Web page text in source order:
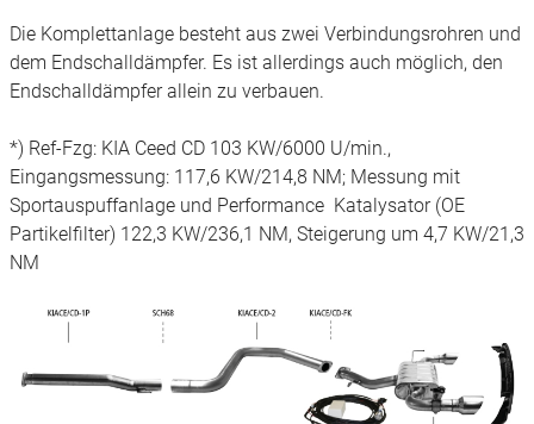
Die Komplettanlage besteht aus zwei Verbindungsrohren und
dem Endschalldämpfer. Es ist allerdings auch möglich, den
Endschalldämpfer allein zu verbauen.
*) Ref-Fzg: KIA Ceed CD 103 KW/6000 U/min.,
Eingangsmessung: 117,6 KW/214,8 NM; Messung mit
Sportauspuffanlage und Performance Katalysator (OE
Partikelfilter) 122,3 KW/236,1 NM, Steigerung um 4,7 KW/21,3
NM